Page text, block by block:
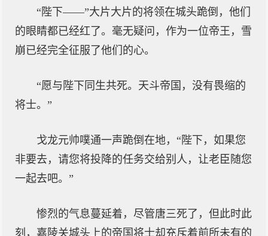
“陛下——”大片大片的将领在城头跪倒，他们
的眼睛都已经红了。毫无疑问，作为一位帝王，雪
崩已经完全征服了他们的心。
“愿与陛下同生共死。天斗帝国，没有畏缩的
将士。”
戈龙元帅噗通一声跪倒在地，“陛下，如果您
非要去，请您将投降的任务交给别人，让老臣随您
一起去吧。”
惨烈的气息蔓延着，尽管唐三死了，但此时此
刻，嘉陵关城头上的帝国将士却充斥着前所未有的